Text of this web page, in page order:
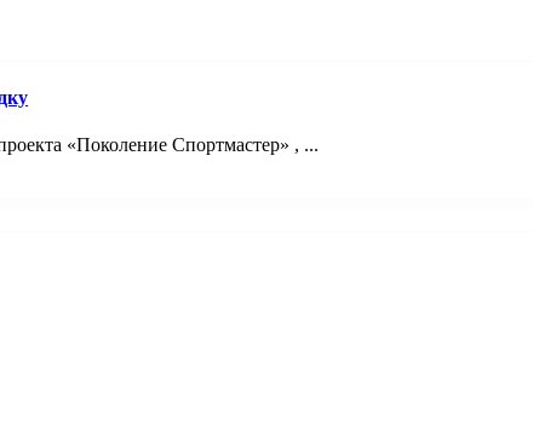
«Поколение Спортмастер» , ...